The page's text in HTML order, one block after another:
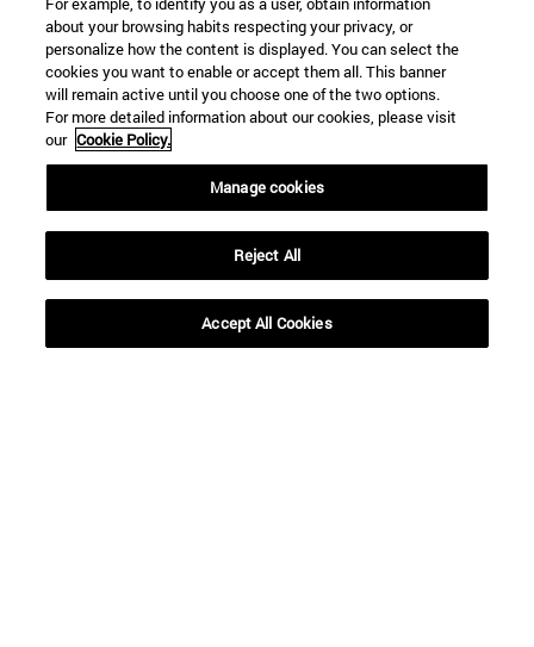
ciudad romana
BUSCADOR NOTICIAS
Desde
about your browsing habits respecting your privacy, or
personalize how the content is displayed. You can select the
cookies you want to enable or accept them all. This banner
will remain active until you choose one of the two options.
For more detailed information about our cookies, please visit
our Cookie Policy.
Manage cookies
Reject All
Accept All Cookies